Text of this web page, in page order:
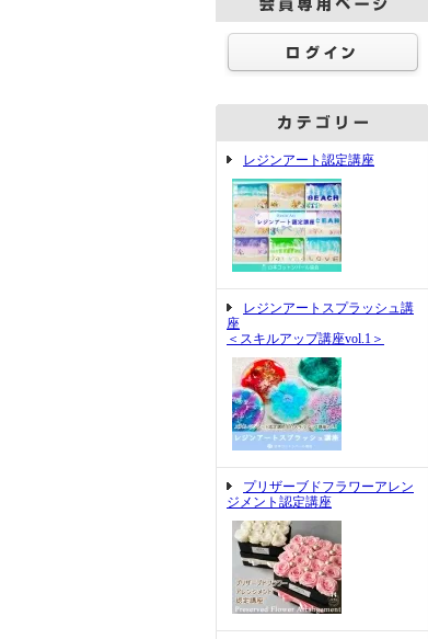
レジンアート認定講座
レジンアートスプラッシュ講
座
＜スキルアップ講座vol.1＞
プリザーブドフラワーアレン
ジメント認定講座